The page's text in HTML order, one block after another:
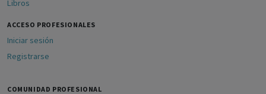
Libros
ACCESO PROFESIONALES
Iniciar sesión
Registrarse
COMUNIDAD PROFESIONAL